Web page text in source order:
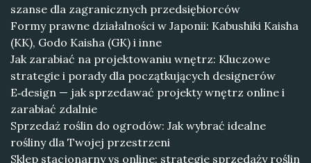
szanse dla zagranicznych przedsiębiorców
Formy prawne działalności w Japonii: Kabushiki Kaisha
(KK), Godo Kaisha (GK) i inne
Jak zarabiać na projektowaniu wnętrz: Kluczowe
strategie i porady dla początkujących designerów
E‑design — jak sprzedawać projekty wnętrz online i
zarabiać zdalnie
Sprzedaż roślin do ogrodów: Jak wybrać idealne
rośliny dla Twojej przestrzeni
Sklep stacjonarny vs online: strategie sprzedaży roślin